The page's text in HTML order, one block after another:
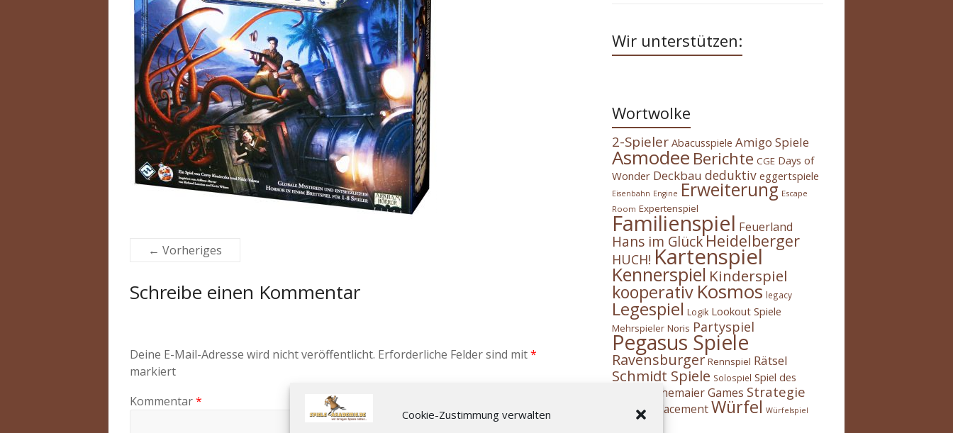
Cookie-Zustimmung verwalten
← Vorheriges
Schreibe einen Kommentar
Deine E-Mail-Adresse wird nicht veröffentlicht. Erforderliche Felder sind mit*
markiert
Kommentar*
Wir unterstützen:
Wortwolke
2-Spieler Abacusspiele Amigo Spiele
Asmodee Berichte CGE Days of
Wonder Deckbau deduktiv eggertspiele
Eisenbahn Engine Erweiterung Escape
Room Expertenspiel
Familienspiel Feuerland
Hans im Glück Heidelberger
HUCH! Kartenspiel
Kennerspiel Kinderspiel
kooperativ Kosmos legacy
Legespiel Logik Lookout Spiele
Mehrspieler Noris Partyspiel
Pegasus Spiele
Ravensburger Rennspiel Rätsel
Schmidt Spiele Solospiel Spiel des
Stonemaier Games Strategie
worker-placementWürfel Würfelspiel
Zoch